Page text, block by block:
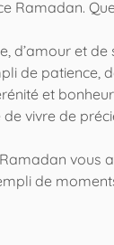
Ramadan.
d’amour et
de patience,
et
vivre de
vous
de